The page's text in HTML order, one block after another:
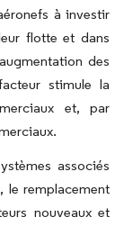
à investir
flotte et dans
des
stimule la
et, par
associés
le remplacement
nouveaux et